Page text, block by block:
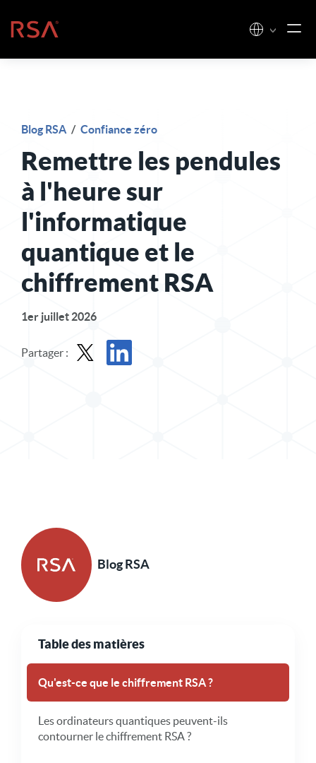
Accueil
Blog RSA / Confiance zéro
Remettre les pendules
à l'heure sur
l'informatique
quantique et le
chiffrement RSA
1er juillet 2026
Partager :
Blog RSA
Table des matières
Qu'est-ce que le chiffrement RSA ?
Les ordinateurs quantiques peuvent-ils
contourner le chiffrement RSA ?